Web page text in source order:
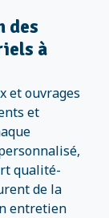
des
à
et ouvrages
et
qualité-
de la
entretien